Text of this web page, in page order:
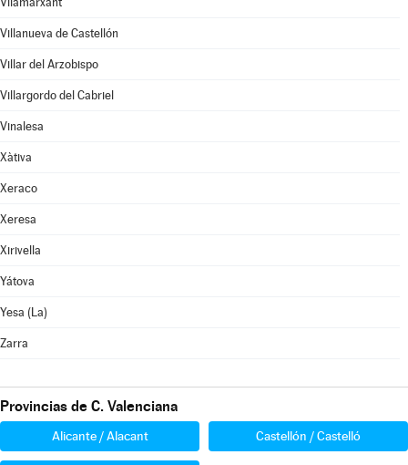
Villanueva de Castellón
Villar del Arzobispo
Villargordo del Cabriel
Vinalesa
Xàtiva
Xeraco
Xeresa
Xirivella
Yátova
Yesa (La)
Zarra
Provincias de C. Valenciana
Alicante / Alacant Castellón / Castelló